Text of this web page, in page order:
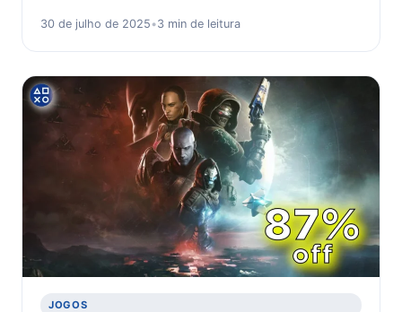
30 de julho de 2025•3 min de leitura
JOGOS